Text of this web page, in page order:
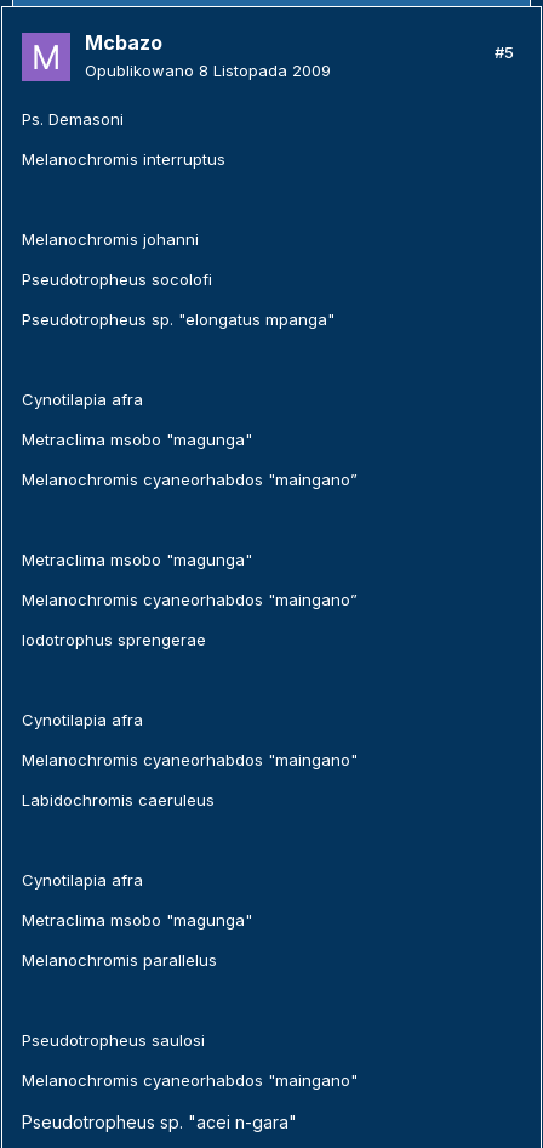
Mcbazo
Opublikowano 8 Listopada 2009
#5
Ps. Demasoni
Melanochromis interruptus
Melanochromis johanni
Pseudotropheus socolofi
Pseudotropheus sp. "elongatus mpanga"
Cynotilapia afra
Metraclima msobo "magunga"
Melanochromis cyaneorhabdos "maingano”
Metraclima msobo "magunga"
Melanochromis cyaneorhabdos "maingano”
Iodotrophus sprengerae
Cynotilapia afra
Melanochromis cyaneorhabdos "maingano"
Labidochromis caeruleus
Cynotilapia afra
Metraclima msobo "magunga"
Melanochromis parallelus
Pseudotropheus saulosi
Melanochromis cyaneorhabdos "maingano"
Pseudotropheus sp. "acei n-gara"